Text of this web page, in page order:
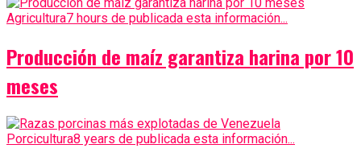
Agricultura7 hours de publicada esta información...
Producción de maíz garantiza harina por 10
meses
Porcicultura8 years de publicada esta información...